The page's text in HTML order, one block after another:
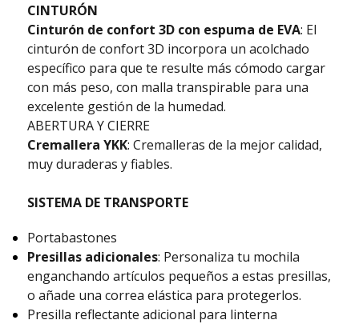
CINTURÓN
Cinturón de confort 3D con espuma de EVA: El
cinturón de confort 3D incorpora un acolchado
específico para que te resulte más cómodo cargar
con más peso, con malla transpirable para una
excelente gestión de la humedad.
ABERTURA Y CIERRE
Cremallera YKK: Cremalleras de la mejor calidad,
muy duraderas y fiables.
SISTEMA DE TRANSPORTE
Portabastones
Presillas adicionales: Personaliza tu mochila
enganchando artículos pequeños a estas presillas,
o añade una correa elástica para protegerlos.
Presilla reflectante adicional para linterna